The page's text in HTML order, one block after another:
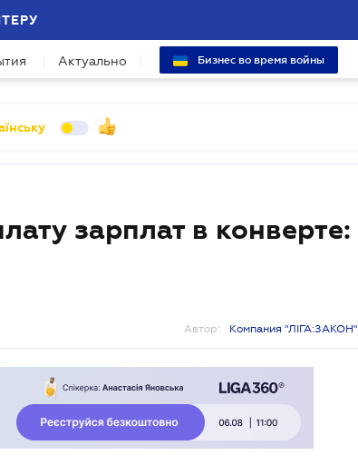
Актуально Бизнес во время войны
зарплат в конверте:
Автор: Компания "ЛІГА:ЗАКОН"